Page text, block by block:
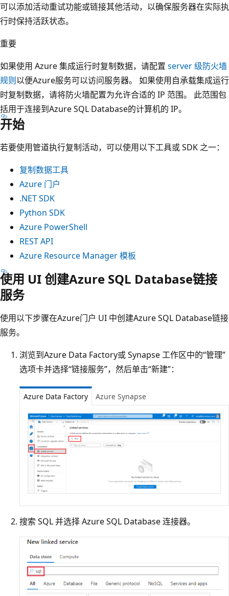
可以添加活动重试功能或链接其他活动，以确保服务器在实际执
行时保持活跃状态。
重要
如果使用 Azure 集成运行时复制数据，请配置 server 级防火墙
规则以便Azure服务可以访问服务器。 如果使用自承载集成运行
时复制数据，请将防火墙配置为允许合适的 IP 范围。 此范围包
括用于连接到Azure SQL Database的计算机的 IP。
开始
若要使用管道执行复制活动，可以使用以下工具或 SDK 之一：
复制数据工具
Azure 门户
.NET SDK
Python SDK
Azure PowerShell
REST API
Azure Resource Manager 模板
使用 UI 创建Azure SQL Database链接
服务
使用以下步骤在Azure门户 UI 中创建Azure SQL Database链接
服务。
浏览到Azure Data Factory或 Synapse 工作区中的“管理”
选项卡并选择“链接服务”，然后单击“新建”：
Azure Data Factory Azure Synapse
搜索 SQL 并选择 Azure SQL Database 连接器。